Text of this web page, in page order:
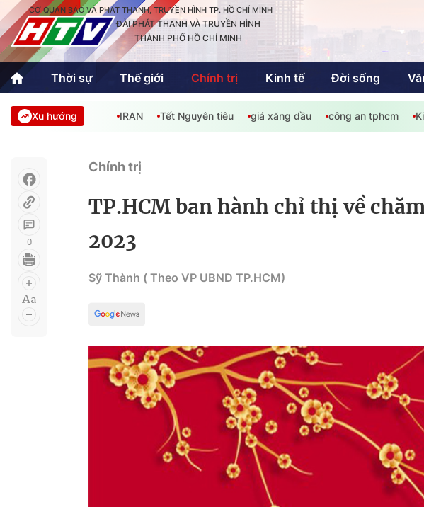
CƠ QUAN BÁO VÀ PHÁT THANH, TRUYỀN HÌNH TP. HỒ CHÍ MINH
ĐÀI PHÁT THANH VÀ TRUYỀN HÌNH
THÀNH PHỐ HỒ CHÍ MINH
Thời sự Thế giới Chính trị Kinh tế Đời sống
Thời sự
Thể thao
Quốc tế
Văn hóa - Giải trí
Giáo
An Sinh
Công nghệ Phóng sự
Không gian văn hóa
Hồ Chí Minh
Chuyển đổi số
Thành phố không
ngủ
Chậm
Bé xem gì
Mái ấm gia đình
Việt
Các show khác
Phim
Phim tài
Xu hướng IRAN Tết Nguyên tiêu giá xăng dầu công an tphcm
0
Chính trị
TP.HCM ban hành chỉ thị về
2023
Sỹ Thành ( Theo VP UBND TP.HCM)